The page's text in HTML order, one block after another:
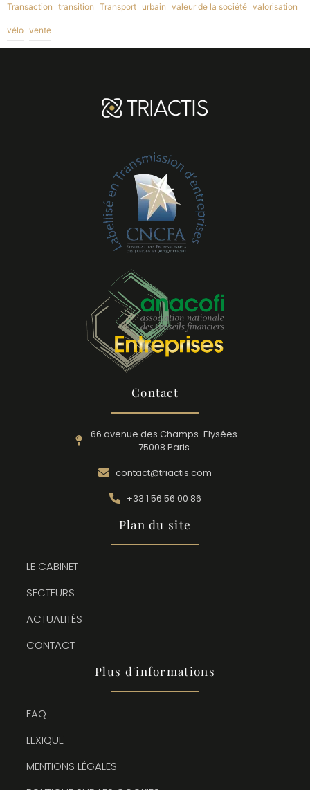
Transaction transition Transport urbain valeur de la société valorisation
vélo vente
Contact
66 avenue des Champs-Elysées
75008 Paris
contact@triactis.com
+33 1 56 56 00 86
Plan du site
LE CABINET
SECTEURS
ACTUALITÉS
CONTACT
Plus d'informations
FAQ
LEXIQUE
MENTIONS LÉGALES